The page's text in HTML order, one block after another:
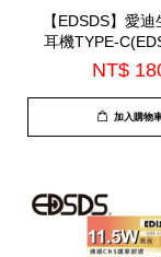
【EDSDS】愛
耳機TYPE-
NT$
加入購物